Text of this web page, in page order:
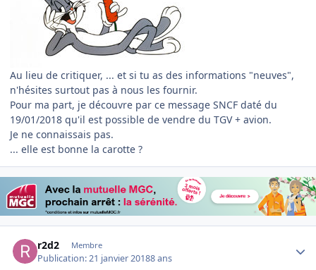
Au lieu de critiquer, ... et si tu as des informations "neuves",
n'hésites surtout pas à nous les fournir.
Pour ma part, je découvre par ce message SNCF daté du
19/01/2018 qu'il est possible de vendre du TGV + avion.
Je ne connaissais pas.
... elle est bonne la carotte ?
r2d2 Membre
Publication:21 janvier 20188 ans